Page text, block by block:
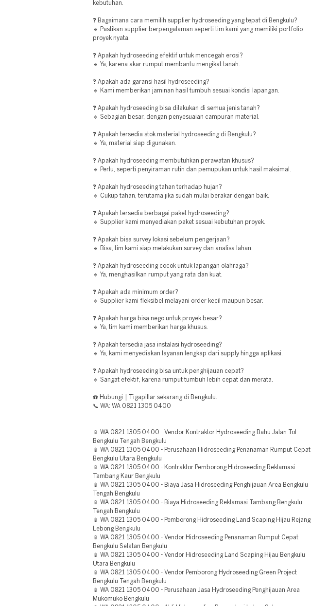
kebutuhan.
❓ Bagaimana cara memilih supplier hydroseeding yang tepat di Bengkulu?
🔹 Pastikan supplier berpengalaman seperti tim kami yang memiliki portfolio
proyek nyata.
❓ Apakah hydroseeding efektif untuk mencegah erosi?
🔹 Ya, karena akar rumput membantu mengikat tanah.
❓ Apakah ada garansi hasil hydroseeding?
🔹 Kami memberikan jaminan hasil tumbuh sesuai kondisi lapangan.
❓ Apakah hydroseeding bisa dilakukan di semua jenis tanah?
🔹 Sebagian besar, dengan penyesuaian campuran material.
❓ Apakah tersedia stok material hydroseeding di Bengkulu?
🔹 Ya, material siap digunakan.
❓ Apakah hydroseeding membutuhkan perawatan khusus?
🔹 Perlu, seperti penyiraman rutin dan pemupukan untuk hasil maksimal.
❓ Apakah hydroseeding tahan terhadap hujan?
🔹 Cukup tahan, terutama jika sudah mulai berakar dengan baik.
❓ Apakah tersedia berbagai paket hydroseeding?
🔹 Supplier kami menyediakan paket sesuai kebutuhan proyek.
❓ Apakah bisa survey lokasi sebelum pengerjaan?
🔹 Bisa, tim kami siap melakukan survey dan analisa lahan.
❓ Apakah hydroseeding cocok untuk lapangan olahraga?
🔹 Ya, menghasilkan rumput yang rata dan kuat.
❓ Apakah ada minimum order?
🔹 Supplier kami fleksibel melayani order kecil maupun besar.
❓ Apakah harga bisa nego untuk proyek besar?
🔹 Ya, tim kami memberikan harga khusus.
❓ Apakah tersedia jasa instalasi hydroseeding?
🔹 Ya, kami menyediakan layanan lengkap dari supply hingga aplikasi.
❓ Apakah hydroseeding bisa untuk penghijauan cepat?
🔹 Sangat efektif, karena rumput tumbuh lebih cepat dan merata.
☎️ Hubungi | Tigapillar sekarang di Bengkulu.
📞 WA: WA 0821 1305 0400
📱 WA 0821 1305 0400 - Vendor Kontraktor Hydroseeding Bahu Jalan Tol
Bengkulu Tengah Bengkulu
📱 WA 0821 1305 0400 - Perusahaan Hidroseeding Penanaman Rumput Cepat
Bengkulu Utara Bengkulu
📱 WA 0821 1305 0400 - Kontraktor Pemborong Hidroseeding Reklamasi
Tambang Kaur Bengkulu
📱 WA 0821 1305 0400 - Biaya Jasa Hidroseeding Penghijauan Area Bengkulu
Tengah Bengkulu
📱 WA 0821 1305 0400 - Biaya Hidroseeding Reklamasi Tambang Bengkulu
Tengah Bengkulu
📱 WA 0821 1305 0400 - Pemborong Hidroseeding Land Scaping Hijau Rejang
Lebong Bengkulu
📱 WA 0821 1305 0400 - Vendor Hidroseeding Penanaman Rumput Cepat
Bengkulu Selatan Bengkulu
📱 WA 0821 1305 0400 - Vendor Hidroseeding Land Scaping Hijau Bengkulu
Utara Bengkulu
📱 WA 0821 1305 0400 - Vendor Pemborong Hydroseeding Green Project
Bengkulu Tengah Bengkulu
📱 WA 0821 1305 0400 - Perusahaan Jasa Hydroseeding Penghijauan Area
Mukomuko Bengkulu